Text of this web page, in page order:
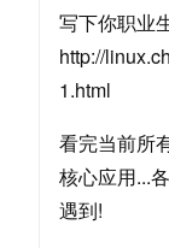
写下你职业
http://
1.html
看完当前所
核心应用...
遇到!